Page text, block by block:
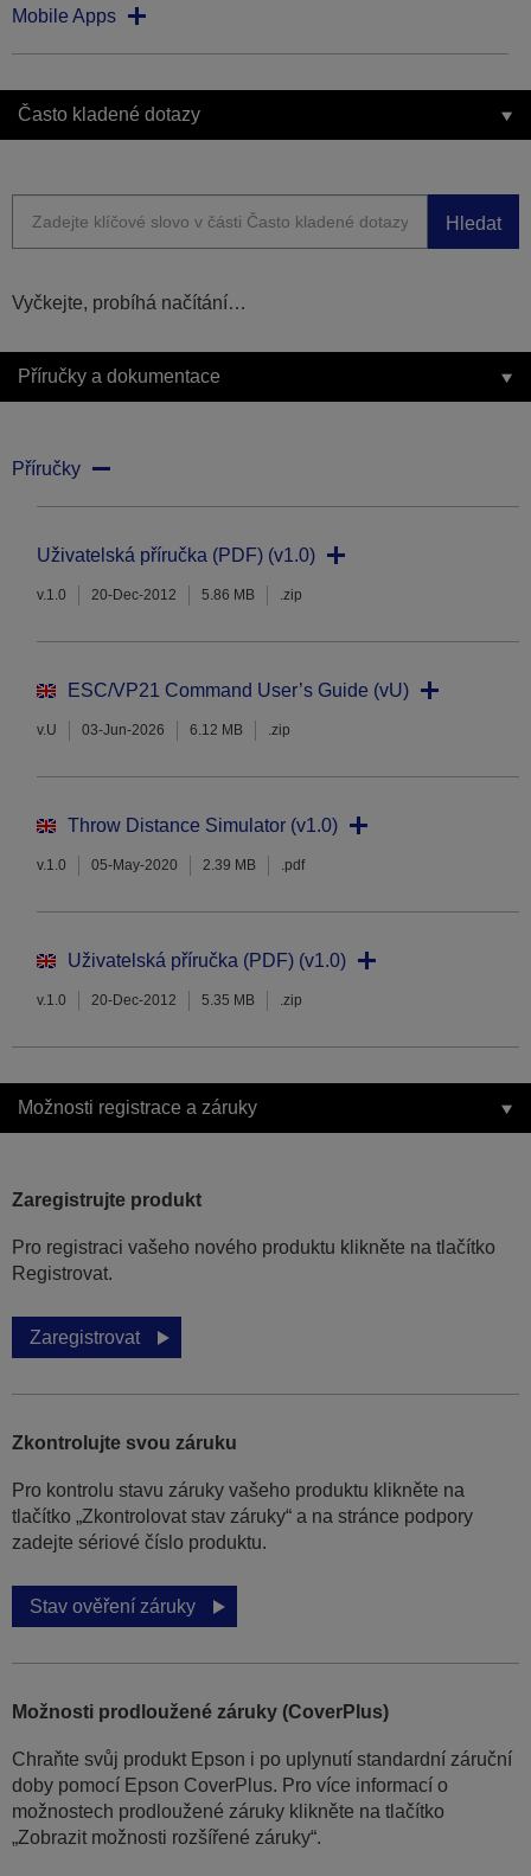
Mobile Apps
Často kladené dotazy
Hledat
Vyčkejte, probíhá načítání…
Příručky a dokumentace
Příručky
Uživatelská příručka (PDF) (v1.0)
v.1.0 20-Dec-2012 5.86 MB .zip
ESC/VP21 Command User’s Guide (vU)
v.U 03-Jun-2026 6.12 MB .zip
Throw Distance Simulator (v1.0)
v.1.0 05-May-2020 2.39 MB .pdf
Uživatelská příručka (PDF) (v1.0)
v.1.0 20-Dec-2012 5.35 MB .zip
Možnosti registrace a záruky
Zaregistrujte produkt
Pro registraci vašeho nového produktu klikněte na tlačítko
Registrovat.
Zaregistrovat
Zkontrolujte svou záruku
Pro kontrolu stavu záruky vašeho produktu klikněte na
tlačítko „Zkontrolovat stav záruky“ a na stránce podpory
zadejte sériové číslo produktu.
Stav ověření záruky
Možnosti prodloužené záruky (CoverPlus)
Chraňte svůj produkt Epson i po uplynutí standardní záruční
doby pomocí Epson CoverPlus. Pro více informací o
možnostech prodloužené záruky klikněte na tlačítko
„Zobrazit možnosti rozšířené záruky“.